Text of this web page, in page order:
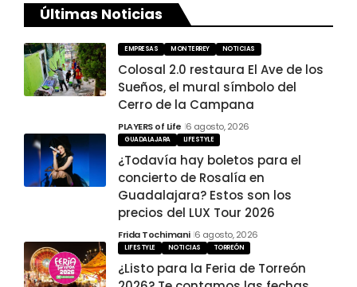
Últimas Noticias
EMPRESAS MONTERREY NOTICIAS
Colosal 2.0 restaura El Ave de los
Sueños, el mural símbolo del
Cerro de la Campana
PLAYERS of Life 6 agosto, 2026
GUADALAJARA LIFESTYLE
¿Todavía hay boletos para el
concierto de Rosalía en
Guadalajara? Estos son los
precios del LUX Tour 2026
Frida Tochimani 6 agosto, 2026
LIFESTYLE NOTICIAS TORREÓN
¿Listo para la Feria de Torreón